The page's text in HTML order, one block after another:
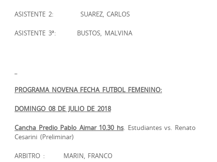
ASISTENTE 2: SUAREZ, CARLOS
ASISTENTE 3ª: BUSTOS, MALVINA
PROGRAMA NOVENA FECHA FUTBOL FEMENINO:
DOMINGO 08 DE JULIO DE 2018
Cancha Predio Pablo Aimar 10.30 hs. Estudiantes vs. Renato
Cesarini (Preliminar)
ARBITRO : MARIN, FRANCO